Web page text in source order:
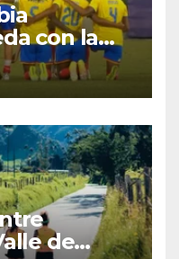
con la
ante
y del
de